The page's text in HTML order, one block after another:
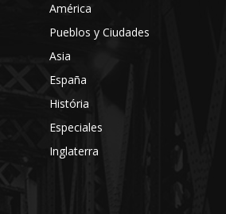
América
Pueblos y Ciudades
Asia
España
História
Especiales
Inglaterra